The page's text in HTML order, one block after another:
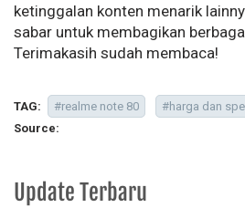
ketinggalan konten menarik
sabar untuk membagikan
Terimakasih sudah membaca!
TAG:
#realme note 80
#harga dan
Source:
Update Terbaru